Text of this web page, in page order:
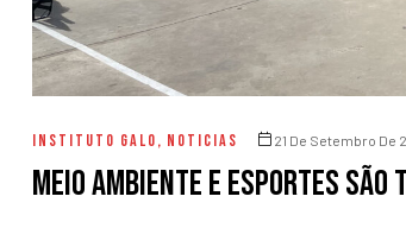
INSTITUTO GALO, NOTICIAS 21 De Setembro De
Meio ambiente e esportes são